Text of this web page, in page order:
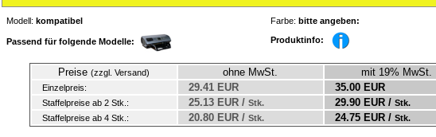
Modell: kompatibel Farbe: bitte angeben:
Passend für folgende Modelle: Produktinfo:
Preise (zzgl. Versand) ohne MwSt. mit 19% MwSt.
Einzelpreis: 29.41 EUR 35.00 EUR
Staffelpreise ab 2 Stk.: 25.13 EUR / Stk. 29.90 EUR / Stk.
Staffelpreise ab 4 Stk.:
20.80 EUR / Stk. 24.75 EUR / Stk.